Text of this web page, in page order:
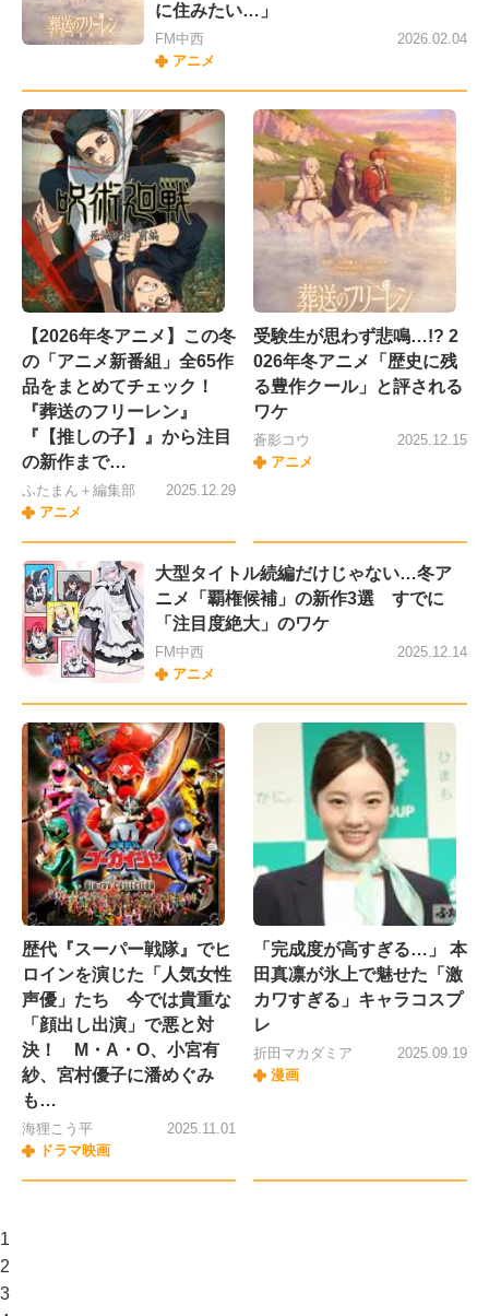
に住みたい…」
FM中西
アニメ
2026.02.04
【2026年冬アニメ】この冬
の「アニメ新番組」全65作
品をまとめてチェック！
『葬送のフリーレン』
『【推しの子】』から注目
の新作まで…
ふたまん＋編集部
アニメ
2025.12.29
受験生が思わず悲鳴…!? 2
026年冬アニメ「歴史に残
る豊作クール」と評される
ワケ
蒼影コウ
アニメ
2025.12.15
大型タイトル続編だけじゃない…冬ア
ニメ「覇権候補」の新作3選 すでに
「注目度絶大」のワケ
FM中西
アニメ
2025.12.14
歴代『スーパー戦隊』でヒ
ロインを演じた「人気女性
声優」たち 今では貴重な
「顔出し出演」で悪と対
決！ M・A・O、小宮有
紗、宮村優子に潘めぐみ
も…
海狸こう平
ドラマ映画
2025.11.01
「完成度が高すぎる…」 本
田真凛が氷上で魅せた「激
カワすぎる」キャラコスプ
レ
折田マカダミア
漫画
2025.09.19
1
2
3